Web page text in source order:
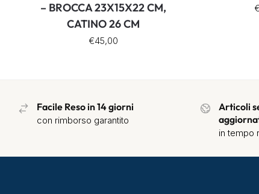
– BROCCA 23X15X22 CM,
CATINO 26 CM
€45,00
Facile Reso in 14 giorni
con rimborso garantito
Articoli
in tempo